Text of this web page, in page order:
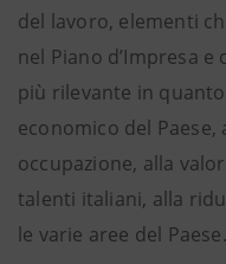
del lavoro, elementi
nel Piano d’Impresa
più rilevante in
economico del
occupazione, alla
talenti italiani, alla
le varie aree del Paese.